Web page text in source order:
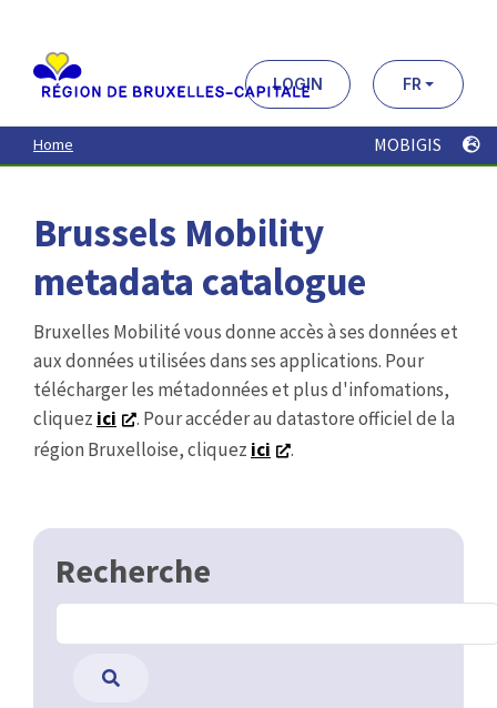
contenu
principal
LOGIN FR
Home MOBIGIS
Brussels Mobility
metadata catalogue
Bruxelles Mobilité vous donne accès à ses données et
aux données utilisées dans ses applications. Pour
télécharger les métadonnées et plus d'infomations,
cliquez ici
. Pour accéder au datastore officiel de la
région Bruxelloise, cliquez ici .
Recherche